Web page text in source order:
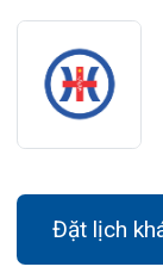
Chiều:
Bệnh viện –
Hải Phòng và
bộ, quy mô 500
Gọi Tổng